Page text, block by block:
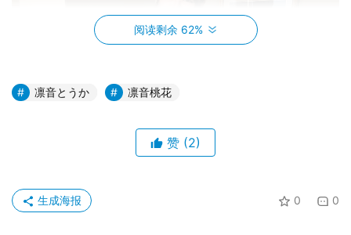
阅读剩余 62%
凛音とうか 凛音桃花
赞 (2)
0 0
生成海报